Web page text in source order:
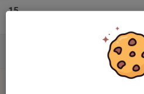
15